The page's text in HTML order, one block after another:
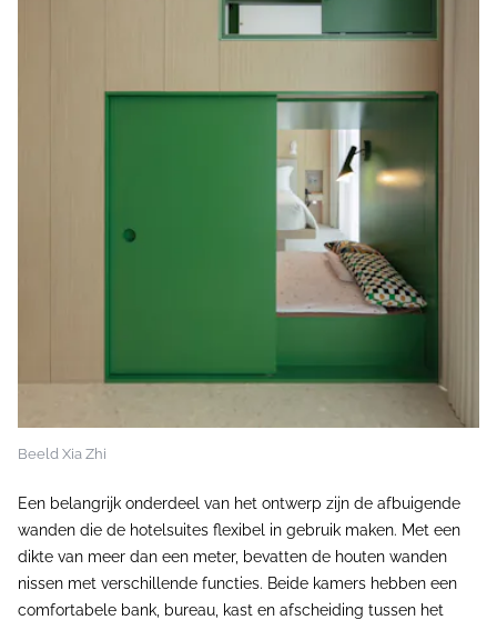
Beeld Xia Zhi
Een belangrijk onderdeel van het ontwerp zijn de afbuigende
wanden die de hotelsuites flexibel in gebruik maken. Met een
dikte van meer dan een meter, bevatten de houten wanden
nissen met verschillende functies. Beide kamers hebben een
comfortabele bank, bureau, kast en afscheiding tussen het